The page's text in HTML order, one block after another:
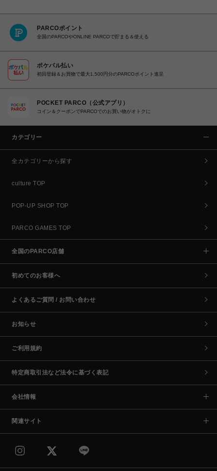
PARCOポイント
全国のPARCOやONLINE PARCOで貯まる＆使える
ポケパル払い
初回登録＆お買物で最大1,500円分のPARCOポイント進呈
POCKET PARCO（公式アプリ）
コイン＆クーポンでPARCOでのお買い物がオトクに
カテゴリー
全カテゴリーから探す
culture TOP
POP-UP SHOP TOP
PARCO GAMES TOP
全国のPARCO店舗
初めてのお客様へ
よくあるご質問 / お問い合わせ
お知らせ
ご利用規約
特定商取引法など法令に基づく表記
会社情報
関連サイト